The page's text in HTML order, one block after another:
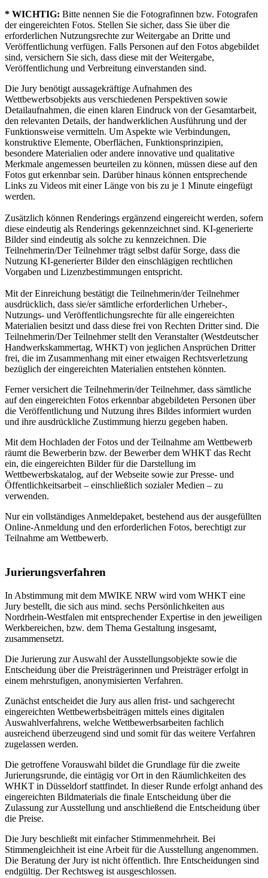
* WICHTIG: Bitte nennen Sie die Fotografinnen bzw. Fotografen
der eingereichten Fotos. Stellen Sie sicher, dass Sie über die
erforderlichen Nutzungsrechte zur Weitergabe an Dritte und
Veröffentlichung verfügen. Falls Personen auf den Fotos abgebildet
sind, versichern Sie sich, dass diese mit der Weitergabe,
Veröffentlichung und Verbreitung einverstanden sind.
Die Jury benötigt aussagekräftige Aufnahmen des
Wettbewerbsobjekts aus verschiedenen Perspektiven sowie
Detailaufnahmen, die einen klaren Eindruck von der Gesamtarbeit,
den relevanten Details, der handwerklichen Ausführung und der
Funktionsweise vermitteln. Um Aspekte wie Verbindungen,
konstruktive Elemente, Oberflächen, Funktionsprinzipien,
besondere Materialien oder andere innovative und qualitative
Merkmale angemessen beurteilen zu können, müssen diese auf den
Fotos gut erkennbar sein. Darüber hinaus können entsprechende
Links zu Videos mit einer Länge von bis zu je 1 Minute eingefügt
werden.
Zusätzlich können Renderings ergänzend eingereicht werden, sofern
diese eindeutig als Renderings gekennzeichnet sind. KI-generierte
Bilder sind eindeutig als solche zu kennzeichnen. Die
Teilnehmerin/Der Teilnehmer trägt selbst dafür Sorge, dass die
Nutzung KI-generierter Bilder den einschlägigen rechtlichen
Vorgaben und Lizenzbestimmungen entspricht.
Mit der Einreichung bestätigt die Teilnehmerin/der Teilnehmer
ausdrücklich, dass sie/er sämtliche erforderlichen Urheber-,
Nutzungs- und Veröffentlichungsrechte für alle eingereichten
Materialien besitzt und dass diese frei von Rechten Dritter sind. Die
Teilnehmerin/Der Teilnehmer stellt den Veranstalter (Westdeutscher
Handwerkskammertag, WHKT) von jeglichen Ansprüchen Dritter
frei, die im Zusammenhang mit einer etwaigen Rechtsverletzung
bezüglich der eingereichten Materialien entstehen könnten.
Ferner versichert die Teilnehmerin/der Teilnehmer, dass sämtliche
auf den eingereichten Fotos erkennbar abgebildeten Personen über
die Veröffentlichung und Nutzung ihres Bildes informiert wurden
und ihre ausdrückliche Zustimmung hierzu gegeben haben.
Mit dem Hochladen der Fotos und der Teilnahme am Wettbewerb
räumt die Bewerberin bzw. der Bewerber dem WHKT das Recht
ein, die eingereichten Bilder für die Darstellung im
Wettbewerbskatalog, auf der Webseite sowie zur Presse- und
Öffentlichkeitsarbeit – einschließlich sozialer Medien – zu
verwenden.
Nur ein vollständiges Anmeldepaket, bestehend aus der ausgefüllten
Online-Anmeldung und den erforderlichen Fotos, berechtigt zur
Teilnahme am Wettbewerb.
Jurierungsverfahren
In Abstimmung mit dem MWIKE NRW wird vom WHKT eine
Jury bestellt, die sich aus mind. sechs Persönlichkeiten aus
Nordrhein-Westfalen mit entsprechender Expertise in den jeweiligen
Werkbereichen, bzw. dem Thema Gestaltung insgesamt,
zusammensetzt.
Die Jurierung zur Auswahl der Ausstellungsobjekte sowie die
Entscheidung über die Preisträgerinnen und Preisträger erfolgt in
einem mehrstufigen, anonymisierten Verfahren.
Zunächst entscheidet die Jury aus allen frist- und sachgerecht
eingereichten Wettbewerbsbeiträgen mittels eines digitalen
Auswahlverfahrens, welche Wettbewerbsarbeiten fachlich
ausreichend überzeugend sind und somit für das weitere Verfahren
zugelassen werden.
Die getroffene Vorauswahl bildet die Grundlage für die zweite
Jurierungsrunde, die eintägig vor Ort in den Räumlichkeiten des
WHKT in Düsseldorf stattfindet. In dieser Runde erfolgt anhand des
eingereichten Bildmaterials die finale Entscheidung über die
Zulassung zur Ausstellung und anschließend die Entscheidung über
die Preise.
Die Jury beschließt mit einfacher Stimmenmehrheit. Bei
Stimmengleichheit ist eine Arbeit für die Ausstellung angenommen.
Die Beratung der Jury ist nicht öffentlich. Ihre Entscheidungen sind
endgültig. Der Rechtsweg ist ausgeschlossen.